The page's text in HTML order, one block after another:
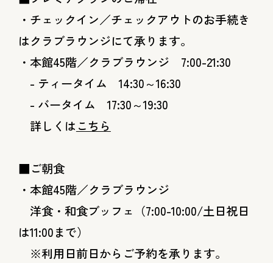
・チェックイン／チェックアウトのお手続き
はクラブラウンジにて承ります。
・本館45階／クラブラウンジ 7:00-21:30
- ティータイム 14:30～16:30
- バータイム 17:30～19:30
詳しくは こちら
■ご朝食
・本館45階／クラブラウンジ
洋食・和食ブッフェ（7:00-10:00/土日祝日
は11:00まで）
※利用日前日からご予約を承ります。